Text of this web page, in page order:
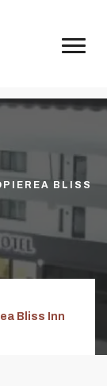
BLISS
Bliss Inn